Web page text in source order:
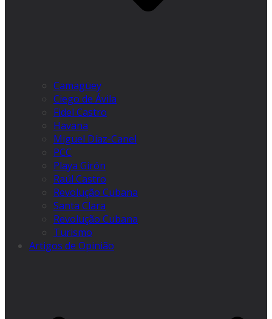
Camagüey
Ciego de Ávila
Fidel Castro
Havana
Miguel Díaz-Canel
PCC
Playa Girón
Raúl Castro
Revolução Cubana
Santa Clara
Revolução Cubana
Turismo
Artigos de Opinião